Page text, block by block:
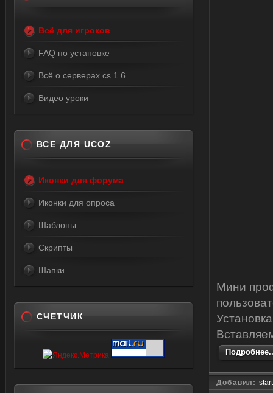
Мини
Добавил:
Всё для игроков
FAQ по установке
Всё о серверах cs 1.6
Видео уроки
ВСЕ ДЛЯ UCOZ
Иконки для форума
Иконки для опроса
Шаблоны
Скрипты
Шапки
СЧЕТЧИК